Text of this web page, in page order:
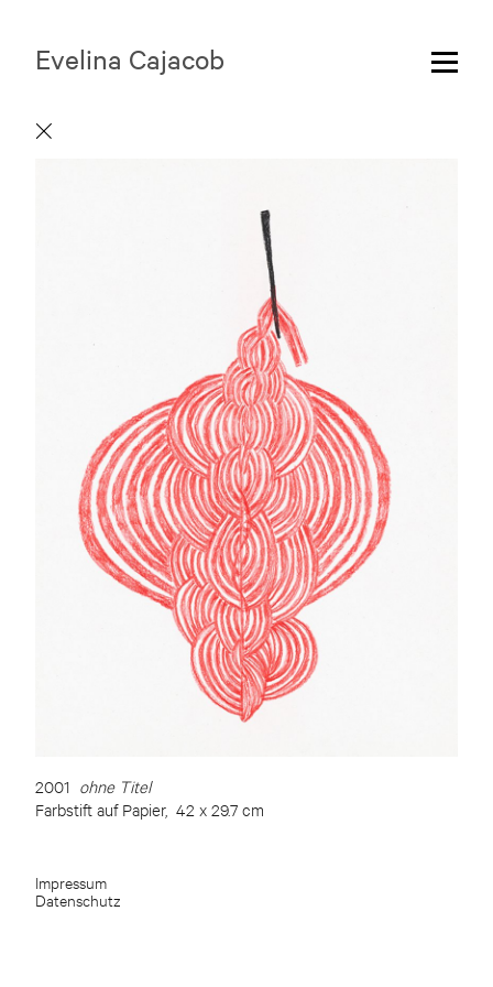
Evelina Cajacob
2001 ohne Titel
Farbstift auf Papier, 42 x 29.7 cm
Impressum
Datenschutz